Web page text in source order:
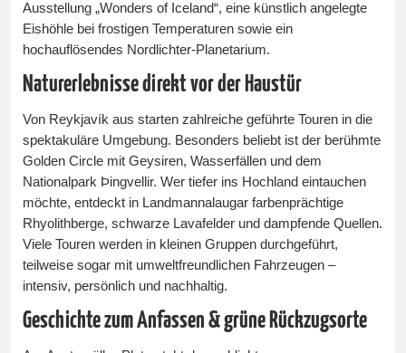
Ausstellung „Wonders of Iceland“, eine künstlich angelegte
Eishöhle bei frostigen Temperaturen sowie ein
hochauflösendes Nordlichter-Planetarium.
Naturerlebnisse direkt vor der Haustür
Von Reykjavík aus starten zahlreiche geführte Touren in die
spektakuläre Umgebung. Besonders beliebt ist der berühmte
Golden Circle mit Geysiren, Wasserfällen und dem
Nationalpark Þingvellir. Wer tiefer ins Hochland eintauchen
möchte, entdeckt in Landmannalaugar farbenprächtige
Rhyolithberge, schwarze Lavafelder und dampfende Quellen.
Viele Touren werden in kleinen Gruppen durchgeführt,
teilweise sogar mit umweltfreundlichen Fahrzeugen –
intensiv, persönlich und nachhaltig.
Geschichte zum Anfassen & grüne Rückzugsorte